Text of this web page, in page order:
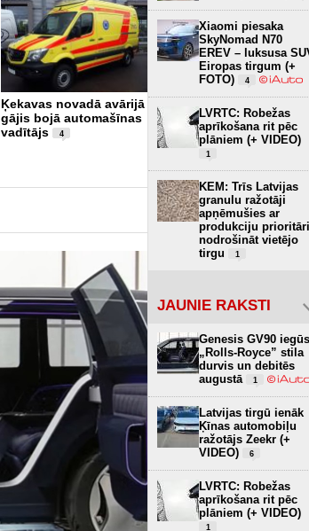
Ķekavas novadā avārijā
gājis bojā automašīnas
vadītājs
4
Rīgā avarējusi luksusa
automašīna
1
Xiaomi piesaka
SkyNomad N70
EREV – luksusa
Eiropas tirgum (+
FOTO)
4
LVRTC: Robežas
aprīkošana rit pēc
plāniem (+ VIDEO)
1
KEM: Trīs Latvijas
granulu ražotāji
apņēmušies ar
produkciju prioritāri
nodrošināt vietējo
tirgu
1
JAUNIE RAKSTI
Genesis GV90 iegūs
„Rolls-Royce” stila
durvis un debitēs
augustā
1
Latvijas tirgū ienāk
Ķīnas automobiļu
ražotājs Zeekr (+
VIDEO)
6
LVRTC: Robežas
aprīkošana rit pēc
plāniem (+ VIDEO)
1